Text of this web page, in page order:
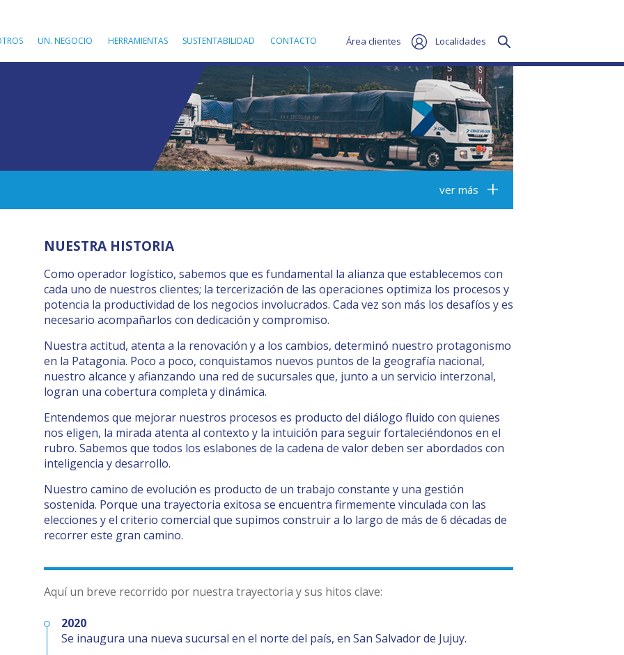
UN. NEGOCIO HERRAMIENTAS SUSTENTABILIDAD CONTACTO Área clientes Localidades
ver más
NUESTRA HISTORIA
Como operador logístico, sabemos que es fundamental la alianza que establecemos con
cada uno de nuestros clientes; la tercerización de las operaciones optimiza los procesos y
potencia la productividad de los negocios involucrados. Cada vez son más los desafíos y es
necesario acompañarlos con dedicación y compromiso.
Nuestra actitud, atenta a la renovación y a los cambios, determinó nuestro protagonismo
en la Patagonia. Poco a poco, conquistamos nuevos puntos de la geografía nacional,
nuestro alcance y afianzando una red de sucursales que, junto a un servicio interzonal,
logran una cobertura completa y dinámica.
Entendemos que mejorar nuestros procesos es producto del diálogo fluido con quienes
nos eligen, la mirada atenta al contexto y la intuición para seguir fortaleciéndonos en el
rubro. Sabemos que todos los eslabones de la cadena de valor deben ser abordados con
inteligencia y desarrollo.
Nuestro camino de evolución es producto de un trabajo constante y una gestión
sostenida. Porque una trayectoria exitosa se encuentra firmemente vinculada con las
elecciones y el criterio comercial que supimos construir a lo largo de más de 6 décadas de
recorrer este gran camino.
Aquí un breve recorrido por nuestra trayectoria y sus hitos clave:
2020
Se inaugura una nueva sucursal en el norte del país, en San Salvador de Jujuy.